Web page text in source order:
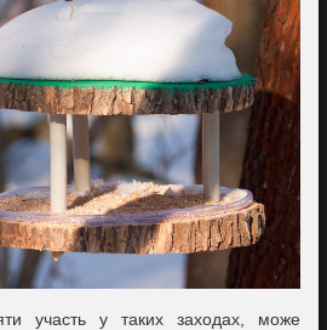
участь у таких заходах, може